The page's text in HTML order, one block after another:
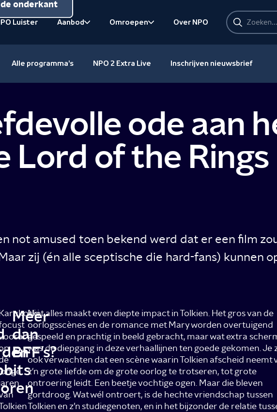
onderkant
Luister
Aanbod
Omroepen
Over NPO
Zoeken
Zoeken
Alle programma's NPO 2 Extra Live Inschrijven nieuwsbrief
ode aan
Lord of the Rings
not amused toen bekend werd dat er een film
zij (én alle sceptische die hard-fans) kunnen
Meer
dan
BFF’s?
Niet alles maakt even diepte impact in Tolkien. Het gros van de
oorlogsscènes en de romance met Mary worden overtuigend
gespeeld en prachtig in beeld gebracht, maar wat extra
was de diepgang in deze verhaallijnen ten goede gekomen. Je
ook verwachten dat een scène waarin Tolkien afscheid neemt
z'n grote liefde om de grote oorlog te trotseren, tot grote
ontroering leidt. Een beetje vochtige ogen. Maar die bleven
gortdroog. Wat wél ontroert, is de hechte vriendschap tussen
Tolkien en z’n studiegenoten, en in het bijzonder de relatie